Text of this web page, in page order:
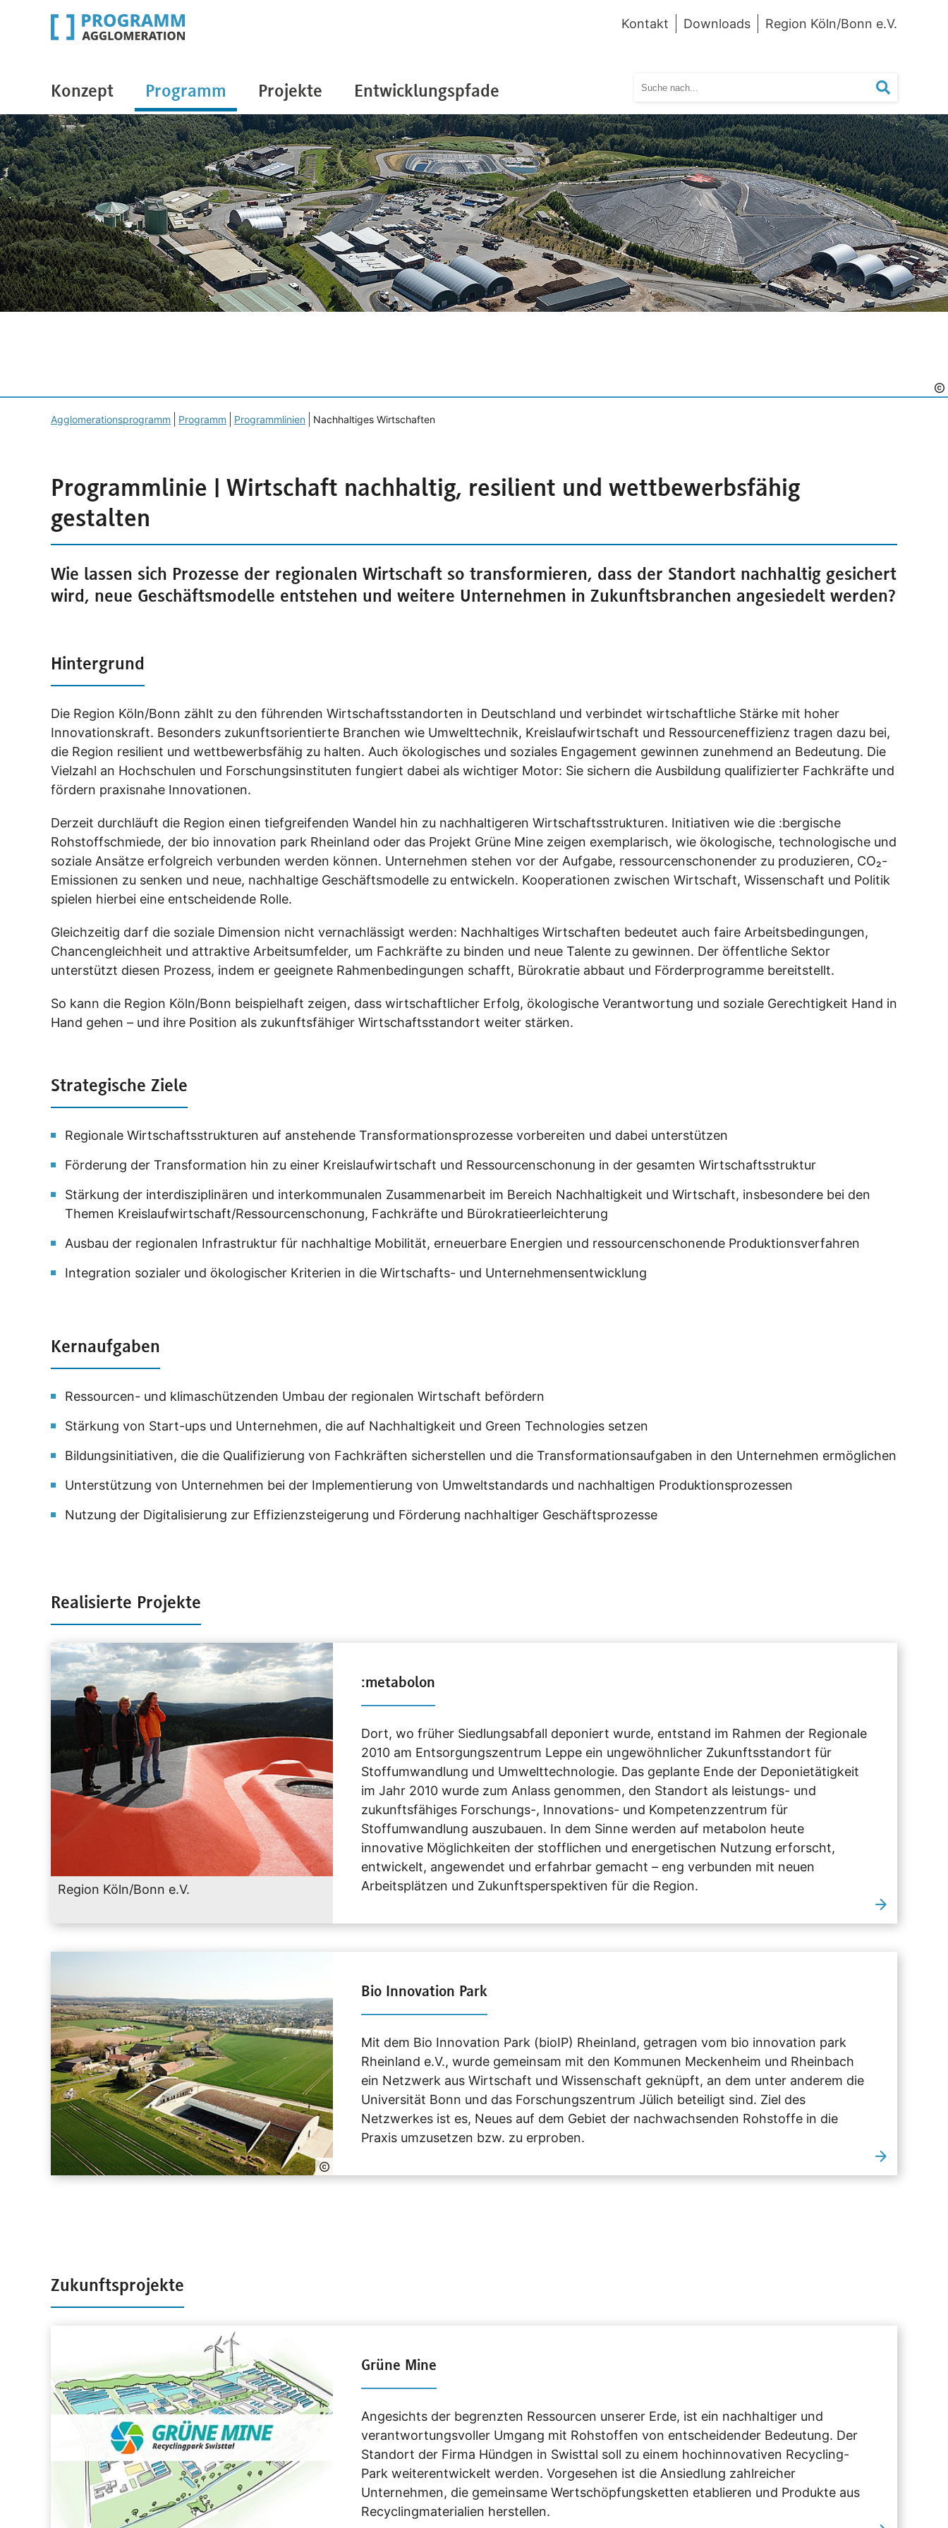
Kontakt Downloads Region Köln/Bonn e.V.
Konzept Programm Projekte Entwicklungspfade Suchen
Agglomerationsprogramm Programm Programmlinien Nachhaltiges Wirtschaften
Programmlinie | Wirtschaft nachhaltig, resilient und wettbewerbsfähig
gestalten
Wie lassen sich Prozesse der regionalen Wirtschaft so transformieren, dass der Standort nachhaltig gesichert
wird, neue Geschäftsmodelle entstehen und weitere Unternehmen in Zukunftsbranchen angesiedelt werden?
Hintergrund
Die Region Köln/Bonn zählt zu den führenden Wirtschaftsstandorten in Deutschland und verbindet wirtschaftliche Stärke mit hoher
Innovationskraft. Besonders zukunftsorientierte Branchen wie Umwelttechnik, Kreislaufwirtschaft und Ressourceneffizienz tragen dazu bei,
die Region resilient und wettbewerbsfähig zu halten. Auch ökologisches und soziales Engagement gewinnen zunehmend an Bedeutung. Die
Vielzahl an Hochschulen und Forschungsinstituten fungiert dabei als wichtiger Motor: Sie sichern die Ausbildung qualifizierter Fachkräfte und
fördern praxisnahe Innovationen.
Derzeit durchläuft die Region einen tiefgreifenden Wandel hin zu nachhaltigeren Wirtschaftsstrukturen. Initiativen wie die :bergische
Rohstoffschmiede, der bio innovation park Rheinland oder das Projekt Grüne Mine zeigen exemplarisch, wie ökologische, technologische und
soziale Ansätze erfolgreich verbunden werden können. Unternehmen stehen vor der Aufgabe, ressourcenschonender zu produzieren, CO₂-
Emissionen zu senken und neue, nachhaltige Geschäftsmodelle zu entwickeln. Kooperationen zwischen Wirtschaft, Wissenschaft und Politik
spielen hierbei eine entscheidende Rolle.
Gleichzeitig darf die soziale Dimension nicht vernachlässigt werden: Nachhaltiges Wirtschaften bedeutet auch faire Arbeitsbedingungen,
Chancengleichheit und attraktive Arbeitsumfelder, um Fachkräfte zu binden und neue Talente zu gewinnen. Der öffentliche Sektor
unterstützt diesen Prozess, indem er geeignete Rahmenbedingungen schafft, Bürokratie abbaut und Förderprogramme bereitstellt.
So kann die Region Köln/Bonn beispielhaft zeigen, dass wirtschaftlicher Erfolg, ökologische Verantwortung und soziale Gerechtigkeit Hand in
Hand gehen – und ihre Position als zukunftsfähiger Wirtschaftsstandort weiter stärken.
Strategische Ziele
Regionale Wirtschaftsstrukturen auf anstehende Transformationsprozesse vorbereiten und dabei unterstützen
Förderung der Transformation hin zu einer Kreislaufwirtschaft und Ressourcenschonung in der gesamten Wirtschaftsstruktur
Stärkung der interdisziplinären und interkommunalen Zusammenarbeit im Bereich Nachhaltigkeit und Wirtschaft, insbesondere bei den
Themen Kreislaufwirtschaft/Ressourcenschonung, Fachkräfte und Bürokratieerleichterung
Ausbau der regionalen Infrastruktur für nachhaltige Mobilität, erneuerbare Energien und ressourcenschonende Produktionsverfahren
Integration sozialer und ökologischer Kriterien in die Wirtschafts- und Unternehmensentwicklung
Kernaufgaben
Ressourcen- und klimaschützenden Umbau der regionalen Wirtschaft befördern
Stärkung von Start-ups und Unternehmen, die auf Nachhaltigkeit und Green Technologies setzen
Bildungsinitiativen, die die Qualifizierung von Fachkräften sicherstellen und die Transformationsaufgaben in den Unternehmen ermöglichen
Unterstützung von Unternehmen bei der Implementierung von Umweltstandards und nachhaltigen Produktionsprozessen
Nutzung der Digitalisierung zur Effizienzsteigerung und Förderung nachhaltiger Geschäftsprozesse
Realisierte Projekte
Region Köln/Bonn e.V.
:metabolon
Dort, wo früher Siedlungsabfall deponiert wurde, entstand im Rahmen der Regionale
2010 am Entsorgungszentrum Leppe ein ungewöhnlicher Zukunftsstandort für
Stoffumwandlung und Umwelttechnologie. Das geplante Ende der Deponietätigkeit
im Jahr 2010 wurde zum Anlass genommen, den Standort als leistungs- und
zukunftsfähiges Forschungs-, Innovations- und Kompetenzzentrum für
Stoffumwandlung auszubauen. In dem Sinne werden auf metabolon heute
innovative Möglichkeiten der stofflichen und energetischen Nutzung erforscht,
entwickelt, angewendet und erfahrbar gemacht – eng verbunden mit neuen
Arbeitsplätzen und Zukunftsperspektiven für die Region.
Bio Innovation Park
Mit dem Bio Innovation Park (bioIP) Rheinland, getragen vom bio innovation park
Rheinland e.V., wurde gemeinsam mit den Kommunen Meckenheim und Rheinbach
ein Netzwerk aus Wirtschaft und Wissenschaft geknüpft, an dem unter anderem die
Universität Bonn und das Forschungszentrum Jülich beteiligt sind. Ziel des
Netzwerkes ist es, Neues auf dem Gebiet der nachwachsenden Rohstoffe in die
Praxis umzusetzen bzw. zu erproben.
Zukunftsprojekte
Grüne Mine
Angesichts der begrenzten Ressourcen unserer Erde, ist ein nachhaltiger und
verantwortungsvoller Umgang mit Rohstoffen von entscheidender Bedeutung. Der
Standort der Firma Hündgen in Swisttal soll zu einem hochinnovativen Recycling-
Park weiterentwickelt werden. Vorgesehen ist die Ansiedlung zahlreicher
Unternehmen, die gemeinsame Wertschöpfungsketten etablieren und Produkte aus
Recyclingmaterialien herstellen.